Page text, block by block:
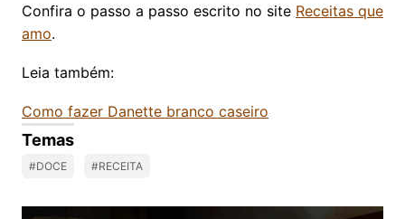
Confira o passo a passo escrito no site Receitas que
amo.
Leia também:
Como fazer Danette branco caseiro
Temas
#DOCE #RECEITA